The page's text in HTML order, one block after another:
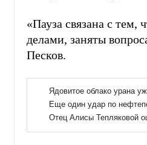
«Пауза связана с тем,
делами, заняты
Песков.